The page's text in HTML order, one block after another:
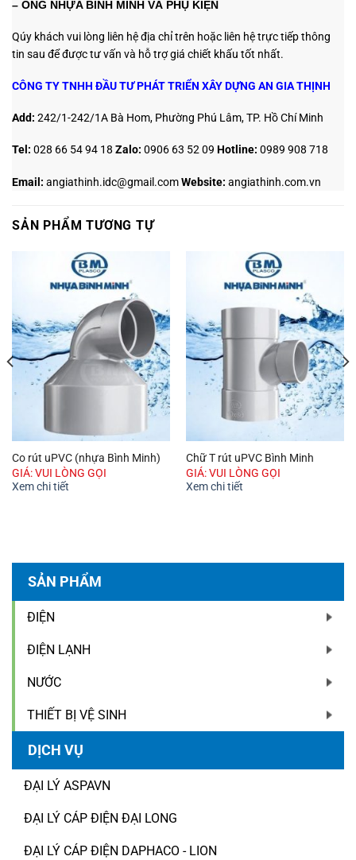
SẢN PHẨM
ĐIỆN
ĐIỆN LẠNH
NƯỚC
THIẾT BỊ VỆ SINH
DỊCH VỤ
ĐẠI LÝ ASPAVN
ĐẠI LÝ CÁP ĐIỆN ĐẠI LONG
ĐẠI LÝ CÁP ĐIỆN DAPHACO - LION
– ỐNG NHỰA BÌNH MINH VÀ PHỤ KIỆN
Qúy khách vui lòng liên hệ địa chỉ trên hoặc liên hệ trực tiếp thông
tin sau để được tư vấn và hỗ trợ giá chiết khấu tốt nhất.
CÔNG TY TNHH ĐẦU TƯ PHÁT TRIỂN XÂY DỰNG AN GIA THỊNH
Add: 242/1-242/1A Bà Hom, Phường Phú Lâm, TP. Hồ Chí Minh
Tel: 028 66 54 94 18 Zalo: 0906 63 52 09 Hotline: 0989 908 718
Email: angiathinh.idc@gmail.comWebsite: angiathinh.com.vn
SẢN PHẨM TƯƠNG TỰ
Co rút uPVC (nhựa Bình Minh)
GIÁ: VUI LÒNG GỌI
Xem chi tiết
Chữ T rút uPVC Bình Minh
GIÁ: VUI LÒNG GỌI
Xem chi tiết